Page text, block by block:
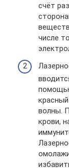
счёт
числе
волны.
крови,